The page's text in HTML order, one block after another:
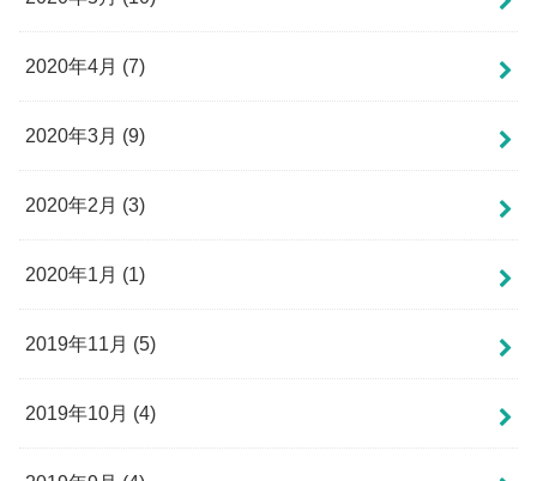
2020年4月 (7)
2020年3月 (9)
2020年2月 (3)
2020年1月 (1)
2019年11月 (5)
2019年10月 (4)